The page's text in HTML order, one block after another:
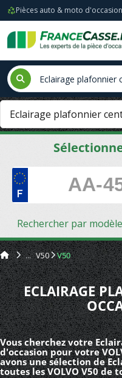
Pièces auto & moto
Rechercher par modèle
V50 V50
ECLAIRAGE
Vous cherchez votre
d'occasion pour votre
avons une sélection de
toutes les VOLVO V50 de